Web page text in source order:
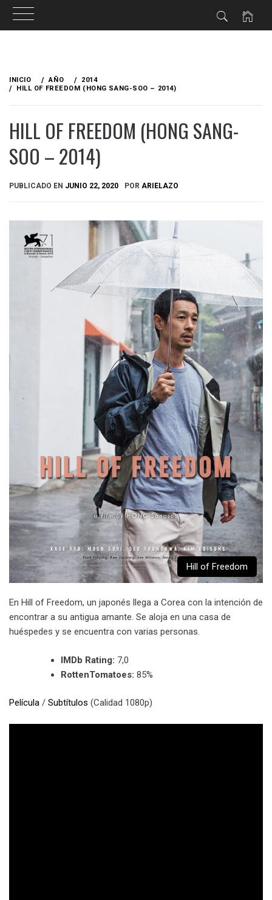
contenido
INICIO AÑO
2014
HILL OF FREEDOM (HONG SANG-SOO – 2014)
HILL OF FREEDOM (HONG SANG-
SOO – 2014)
PUBLICADO EN JUNIO 22, 2020 POR ARIELAZO
Hill of Freedom
En Hill of Freedom, un japonés llega a Corea con la intención de
encontrar a su antigua amante. Se aloja en una casa de
huéspedes y se encuentra con varias personas.
IMDb Rating: 7,0
RottenTomatoes: 85%
Película / Subtítulos (Calidad 1080p)